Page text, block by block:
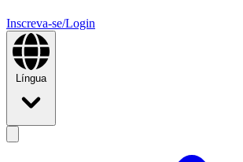
Inscreva-se/Login
Língua